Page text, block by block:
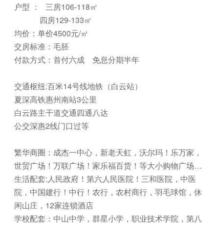
户型 ： 三房106-118㎡
四房129-133㎡
均价：单价4500元/㎡
交房标准：毛胚
付款方式：首付六成 免息分期半年
交通枢纽:百米14号线地铁（白云站）
夏深高铁惠州南站3公里
白云路主干道交通四通八达
公交深惠2线门口过等
繁华商圈：成杰一中心，新老天虹，沃尔玛！乐万家，
世贸广场！万联广场！家乐福百货！等大小购物广场…
生活配套:人民政府！第六人民医院！三和医院，中医
院，中国建行！中行！农行，农村商行，羽毛球馆，休
闲山庄，12家连锁酒店
‍‍学校配套：中山中学，群星小学，职业技术学院，第八